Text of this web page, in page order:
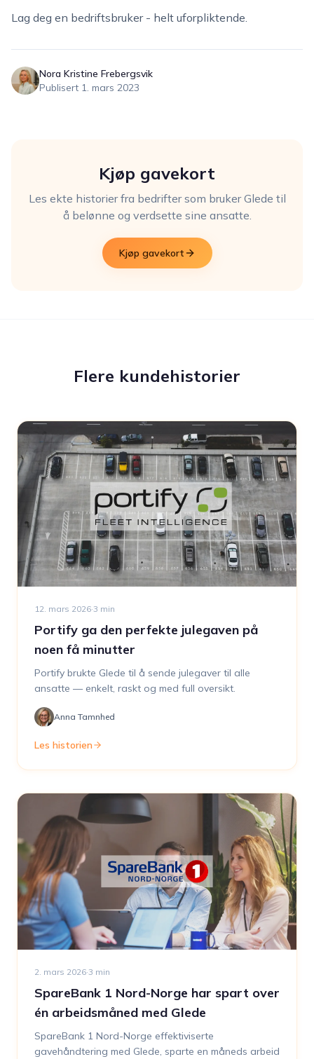
Lag deg en bedriftsbruker - helt uforpliktende.
Nora Kristine Frebergsvik
Publisert 1. mars 2023
Kjøp gavekort
Les ekte historier fra bedrifter som bruker Glede til
å belønne og verdsette sine ansatte.
Kjøp gavekort
Flere kundehistorier
12. mars 2026·3 min
Portify ga den perfekte julegaven på
noen få minutter
Portify brukte Glede til å sende julegaver til alle
ansatte — enkelt, raskt og med full oversikt.
Anna Tamnhed
Les historien
2. mars 2026·3 min
SpareBank 1 Nord-Norge har spart over
én arbeidsmåned med Glede
SpareBank 1 Nord-Norge effektiviserte
gavehåndtering med Glede, sparte en måneds arbeid